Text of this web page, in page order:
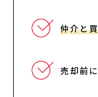
仲介と
売却前に